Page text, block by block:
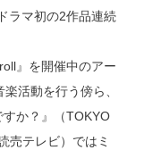
ラマ初の2作品連続
』を開催中のアー
活動を行う傍ら、
すか？』（TOKYO
売テレビ）ではミ